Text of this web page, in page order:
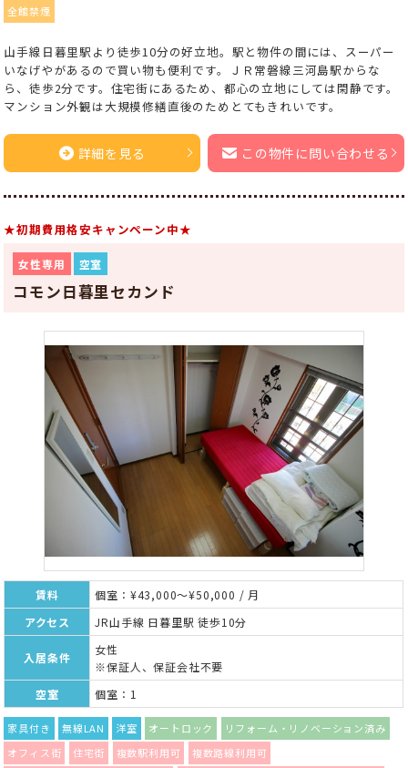
全館禁煙
山手線日暮里駅より徒歩10分の好立地。駅と物件の間には、スーパー
いなげやがあるので買い物も便利です。ＪＲ常磐線三河島駅からな
ら、徒歩2分です。住宅街にあるため、都心の立地にしては閑静です。
マンション外観は大規模修繕直後のためとてもきれいです。
詳細を見る この物件に問い合わせる
★初期費用格安キャンペーン中★
女性専用 空室
コモン日暮里セカンド
賃料
個室：¥43,000～¥50,000 / 月
アクセス
JR山手線 日暮里駅 徒歩10分
入居条件
女性
※保証人、保証会社不要
空室
個室：1
家具付き 無線LAN 洋室 オートロック
リフォーム・リノベーション済み
オフィス街
住宅街 複数駅利用可
複数路線利用可